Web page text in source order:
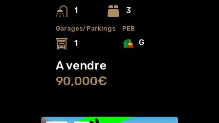
1 3
Garages/Parkings
1
PEB
G
A vendre
90,000€